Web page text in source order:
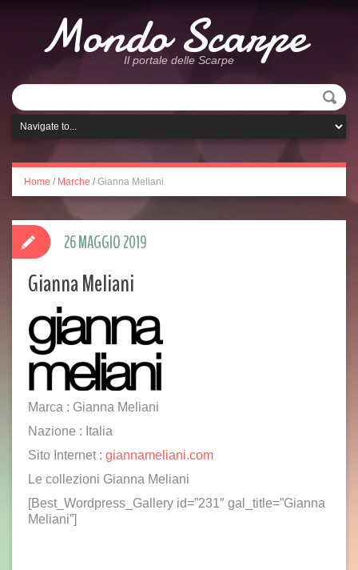
Mondo Scarpe
Il portale delle Scarpe
Home / Marche / Gianna Meliani
Gianna Meliani
Marca : Gianna Meliani
Nazione : Italia
Sito Internet : giannameliani.com
Le collezioni Gianna Meliani
[Best_Wordpress_Gallery id=”231″ gal_title=”Gianna
Meliani”]
26 MAGGIO 2019